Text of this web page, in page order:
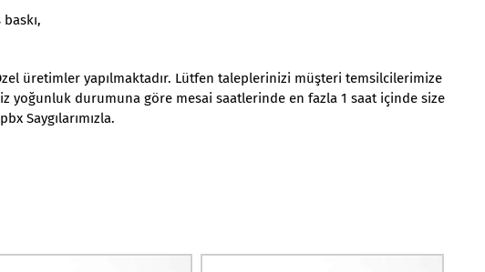
üretimler yapılmaktadır. Lütfen taleplerinizi müşteri temsilcilerimize
yoğunluk durumuna göre mesai saatlerinde en fazla 1 saat içinde size
Saygılarımızla.